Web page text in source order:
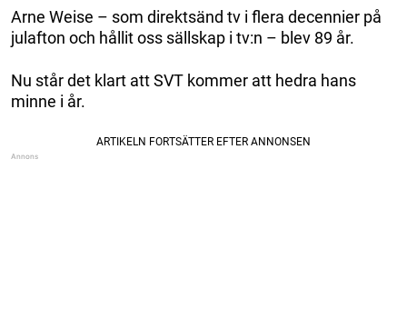
Arne Weise – som direktsänd tv i flera decennier på
julafton och hållit oss sällskap i tv:n – blev 89 år.
Nu står det klart att SVT kommer att hedra hans
minne i år.